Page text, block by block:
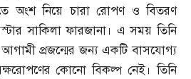
অংশ নিয়ে চারা রোপণ ও বিতরণ
সাকিলা ফারজানা। এ সময় তিনি
প্রজন্মের জন্য একটি বাসযোগ্য
কোনো বিকল্প নেই। তিনি